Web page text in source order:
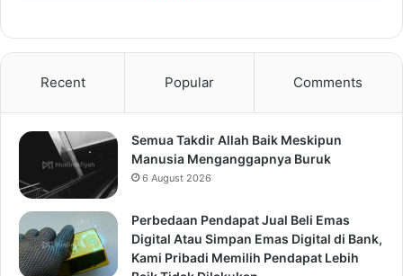
Recent Popular Comments
Semua Takdir Allah Baik Meskipun
Manusia Menganggapnya Buruk
6 August 2026
Perbedaan Pendapat Jual Beli Emas
Digital Atau Simpan Emas Digital di Bank,
Kami Pribadi Memilih Pendapat Lebih